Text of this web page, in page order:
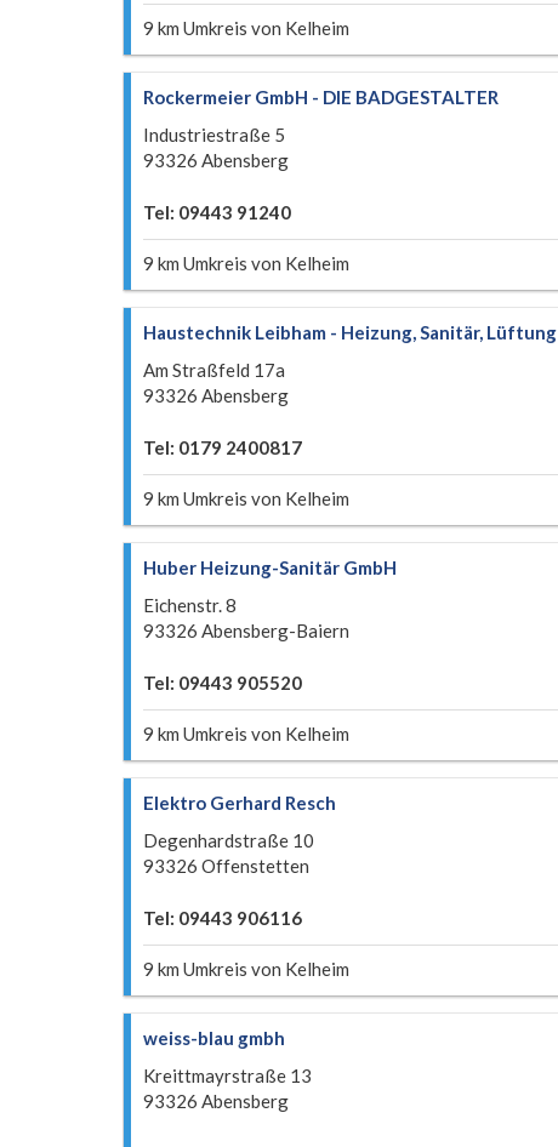
9 km Umkreis von Kelheim
Rockermeier GmbH - DIE BADGESTALTER
Industriestraße 5
93326 Abensberg
Tel: 09443 91240
9 km Umkreis von Kelheim
Haustechnik Leibham - Heizung, Sanitär, Lüftung
Am Straßfeld 17a
93326 Abensberg
Tel: 0179 2400817
9 km Umkreis von Kelheim
Huber Heizung-Sanitär GmbH
Eichenstr. 8
93326 Abensberg-Baiern
Tel: 09443 905520
9 km Umkreis von Kelheim
Elektro Gerhard Resch
Degenhardstraße 10
93326 Offenstetten
Tel: 09443 906116
9 km Umkreis von Kelheim
weiss-blau gmbh
Kreittmayrstraße 13
93326 Abensberg